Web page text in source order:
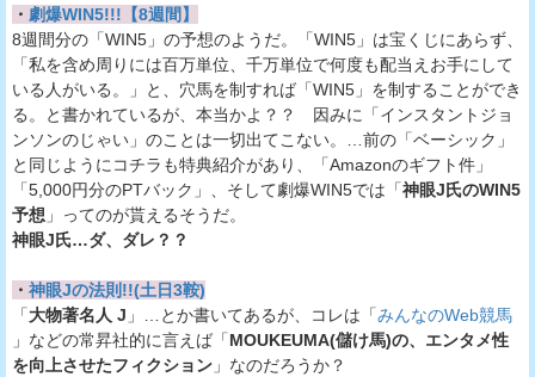
・ 劇爆WIN5!!!【8週間】
8週間分の「WIN5」の予想のようだ。「WIN5」は宝くじにあらず、
「私を含め周りには百万単位、千万単位で何度も配当えお手にして
いる人がいる。」と、穴馬を制すれば「WIN5」を制することができ
る。と書かれているが、本当かよ？？ 因みに「インスタントジョ
ンソンのじゃい」のことは一切出てこない。…前の「ベーシック」
と同じようにコチラも特典紹介があり、「Amazonのギフト件」
「5,000円分のPTバック」、そして劇爆WIN5では「神眼J氏のWIN5
予想 」ってのが貰えるそうだ。
神眼J氏…ダ、ダレ？？
・ 神眼Jの法則!!(土日3鞍)
「大物著名人 J 」…とか書いてあるが、コレは「みんなのWeb競馬
」などの常昇社的に言えば「MOUKEUMA(儲け馬)の、エンタメ性
を向上させたフィクション 」なのだろうか？